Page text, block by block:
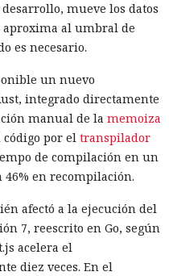
mueve los datos
aproxima al umbral de
es necesario.
un nuevo
integrado directamente
manual de la memoiza
por el transpilador
de compilación en un
en recompilación.
afectó a la ejecución del
7, reescrito en Go, según
acelera el
diez veces. En el